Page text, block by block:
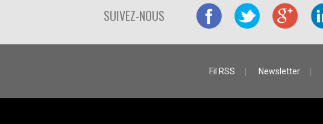
SUIVEZ-NOUS
Fil RSS Newsletter